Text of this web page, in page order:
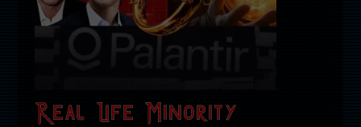
Real Life Minority